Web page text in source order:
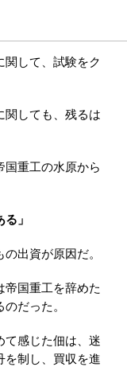
関して、試験をク
関しても、残るは
国重工の水原から
」
出資が原因だ。
帝国重工を辞めた
だった。
て感じた佃は、迷
を制し、買収を進